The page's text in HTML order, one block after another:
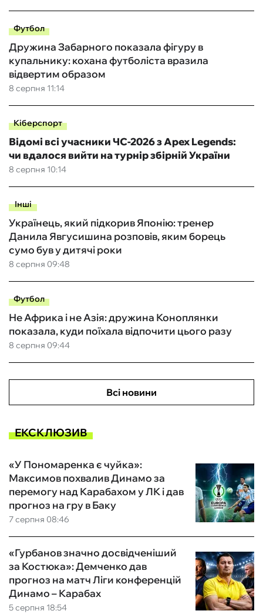
Футбол
8 серпня 11:14
Дружина Забарного показала фігуру в
купальнику: кохана футболіста вразила
відвертим образом
Кіберспорт
8 серпня 10:14
Відомі всі учасники ЧС-2026 з Apex Legends:
чи вдалося вийти на турнір збірній України
Інші
8 серпня 09:48
Українець, який підкорив Японію: тренер
Данила Явгусишина розповів, яким борець
сумо був у дитячі роки
Футбол
8 серпня 09:44
Не Африка і не Азія: дружина Коноплянки
показала, куди поїхала відпочити цього разу
Всі новини
ЕКСКЛЮЗИВ
7 серпня 08:46
«У Пономаренка є чуйка»:
Максимов похвалив Динамо за
перемогу над Карабахом у ЛК і дав
прогноз на гру в Баку
5 серпня 18:54
«Гурбанов значно досвідченіший
за Костюка»: Демченко дав
прогноз на матч Ліги конференцій
Динамо – Карабах